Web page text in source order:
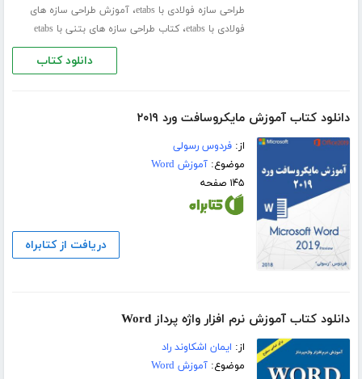
طراحی سازه فولادی با etabs ،آموزش طراحی سازه های
فولادی با etabs
،کتاب طراحی سازه های بتنی با etabs
دانلود کتاب
دانلود کتاب آموزش مایکروسافت ورد ۲۰۱۹
از:فردوس رسولی
موضوع:آموزش Word
۱۴۵ صفحه
دریافت از کتابراه
دانلود کتاب آموزش نرم افزار واژه پرداز Word
از: ایمان اشکاوند راد
موضوع:آموزش Word